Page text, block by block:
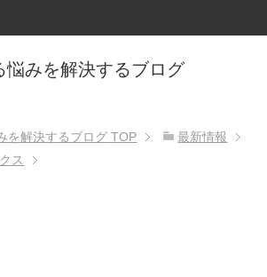
悩みを解決するブログ
を解決するブログ TOP
最新情報
ス